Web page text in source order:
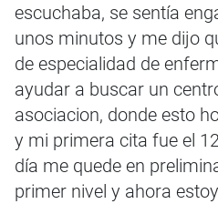
escuchaba, se sentía
unos minutos y me dijo
de especialidad de
ayudar a buscar un
asociacion, donde esto
y mi primera cita fue el
día me quede en
primer nivel y ahora